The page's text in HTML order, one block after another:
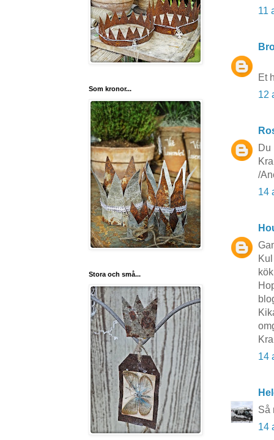
11
Et
12
Du
/
14
14
Så
14
Som kronor...
Stora och små...